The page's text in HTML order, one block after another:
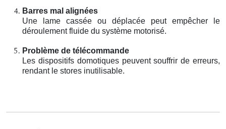
Barres mal alignées
Une lame cassée ou déplacée peut empêcher le
déroulement fluide du système motorisé.
Problème de télécommande
Les dispositifs domotiques peuvent souffrir de erreurs,
rendant le stores inutilisable.